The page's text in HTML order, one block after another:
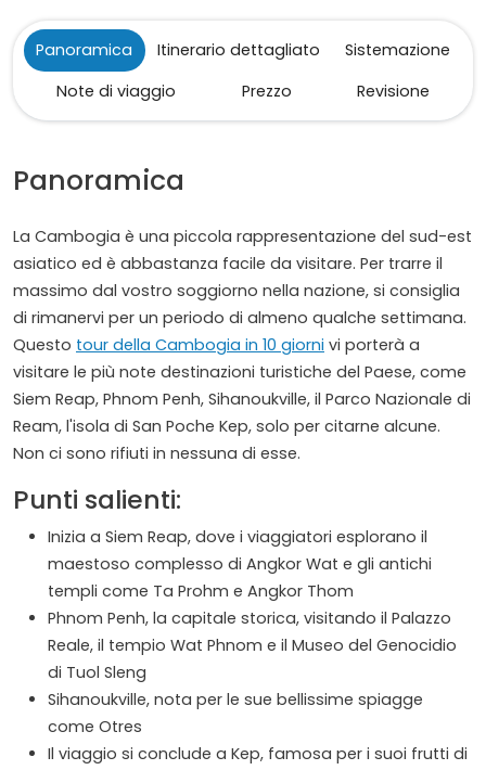
Panoramica Itinerario dettagliato
Sistemazione
Note di viaggio
Prezzo Revisione
Panoramica
La Cambogia è una piccola rappresentazione del sud-est
asiatico ed è abbastanza facile da visitare. Per trarre il
massimo dal vostro soggiorno nella nazione, si consiglia
di rimanervi per un periodo di almeno qualche settimana.
Questo tour della Cambogia in 10 giorni vi porterà a
visitare le più note destinazioni turistiche del Paese, come
Siem Reap, Phnom Penh, Sihanoukville, il Parco Nazionale di
Ream, l'isola di San Poche Kep, solo per citarne alcune.
Non ci sono rifiuti in nessuna di esse.
Punti salienti:
Inizia a Siem Reap, dove i viaggiatori esplorano il
maestoso complesso di Angkor Wat e gli antichi
templi come Ta Prohm e Angkor Thom
Phnom Penh, la capitale storica, visitando il Palazzo
Reale, il tempio Wat Phnom e il Museo del Genocidio
di Tuol Sleng
Sihanoukville, nota per le sue bellissime spiagge
come Otres
Il viaggio si conclude a Kep, famosa per i suoi frutti di